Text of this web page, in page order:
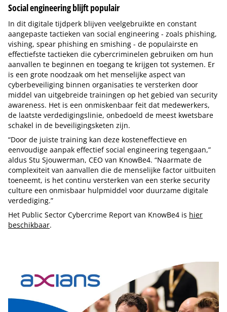
Social engineering blijft populair
In dit digitale tijdperk blijven veelgebruikte en constant
aangepaste tactieken van social engineering - zoals phishing,
vishing, spear phishing en smishing - de populairste en
effectiefste tactieken die cybercriminelen gebruiken om hun
aanvallen te beginnen en toegang te krijgen tot systemen. Er
is een grote noodzaak om het menselijke aspect van
cyberbeveiliging binnen organisaties te versterken door
middel van uitgebreide trainingen op het gebied van security
awareness. Het is een onmiskenbaar feit dat medewerkers,
de laatste verdedigingslinie, onbedoeld de meest kwetsbare
schakel in de beveiligingsketen zijn.
“Door de juiste training kan deze kosteneffectieve en
eenvoudige aanpak effectief social engineering tegengaan,”
aldus Stu Sjouwerman, CEO van KnowBe4. “Naarmate de
complexiteit van aanvallen die de menselijke factor uitbuiten
toeneemt, is het continu versterken van een sterke security
culture een onmisbaar hulpmiddel voor duurzame digitale
verdediging.”
Het Public Sector Cybercrime Report van KnowBe4 is hier
beschikbaar.